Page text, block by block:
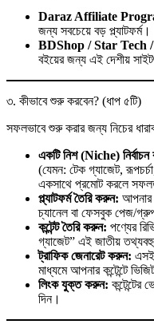
Daraz Affiliate
জন্য সবচেয়ে বড় প্ল্যাটফর্ম।
BDShop / Star Tech
বইয়ের জন্য এই দেশীয়
৩. কীভাবে শুরু করবেন? (ধাপ ৫টি)
সফলভাবে শুরু করার জন্য নিচের
একটি নিশ (Niche)
(যেমন: টেক গ্যাজেট,
একসাথে প্রমোট করলে
প্ল্যাটফর্ম তৈরি করুন: আপনার
চ্যানেল বা ফেসবুক পেজ/
কন্টেন্ট তৈরি করুন: পণ্যের
গ্যাজেট” এই জাতীয়
ট্রাফিক জেনারেট করুন:
মাধ্যমে আপনার কন্টেন্টে
লিংক যুক্ত করুন:
দিন।